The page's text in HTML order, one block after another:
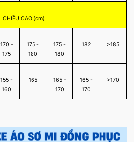
CHIỀU CAO (cm)
170 -
175
175 -
180
175 -
180
182 >185
155 -
160
165
165 -
170
165 -
170
>170